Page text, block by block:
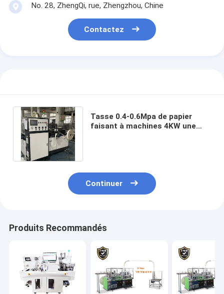
No. 28, ZhengQi, rue, Zhengzhou, Chine
Contactez
Tasse 0.4-0.6Mpa de papier
faisant à machines 4KW une
Continuer
Produits Recommandés